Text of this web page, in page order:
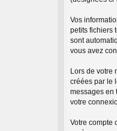
Vos
petits fichiers
sont
vous avez
Lors de votre
créées par le
messages en
votre
Votre compte